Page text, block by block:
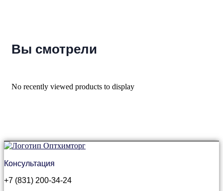
Вы смотрели
No recently viewed products to display
Консультация
+7 (831) 200-34-24